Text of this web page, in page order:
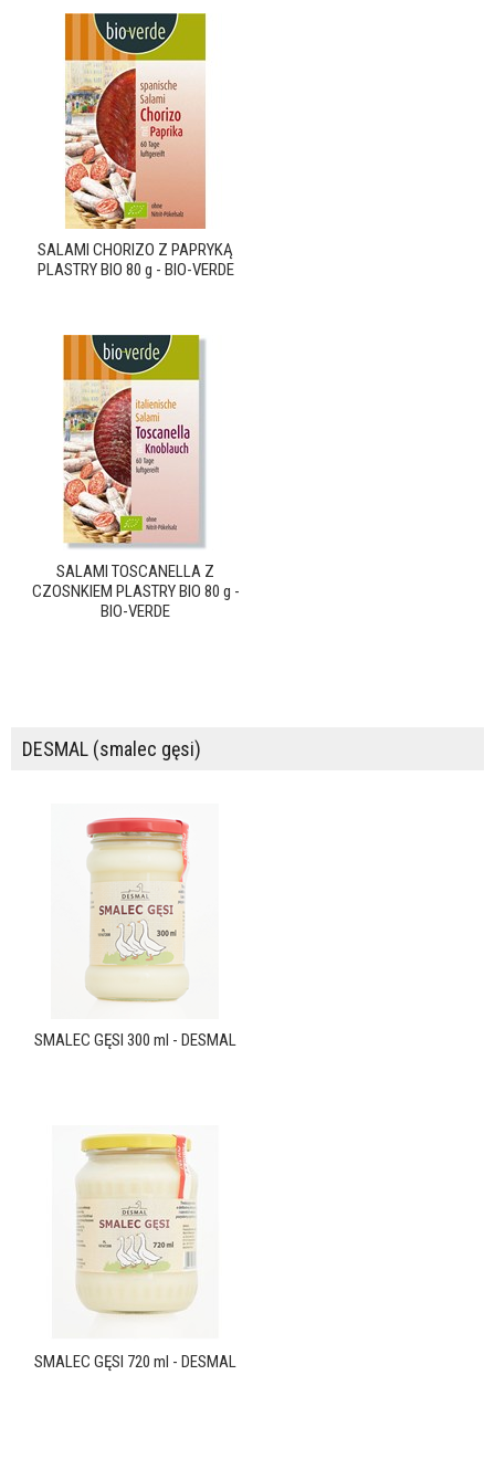
SALAMI CHORIZO Z PAPRYKĄ
PLASTRY BIO 80 g - BIO-VERDE
SALAMI TOSCANELLA Z
CZOSNKIEM PLASTRY BIO 80 g -
BIO-VERDE
DESMAL (smalec gęsi)
SMALEC GĘSI 300 ml - DESMAL
SMALEC GĘSI 720 ml - DESMAL